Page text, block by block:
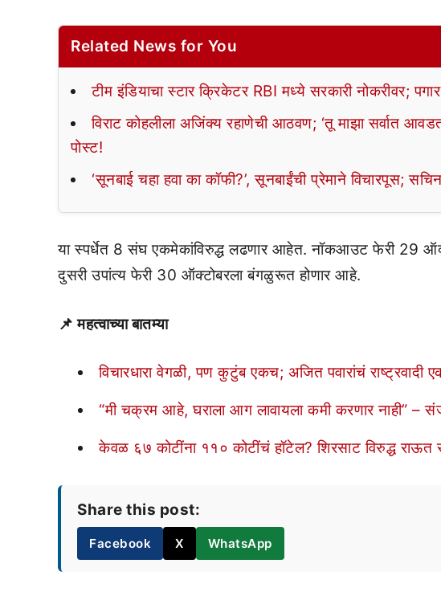
Related News for You
टीम इंडियाचा स्टार क्रिकेटर RBI मध्ये सरकारी नोकरीवर;
विराट कोहलीला अजिंक्य रहाणेची आठवण; ‘तू माझा सर्वात
पोस्ट!
‘सूनबाई चहा हवा का कॉफी?’, सूनबाईंची प्रेमाने विचारपूस;
या स्पर्धेत 8 संघ एकमेकांविरुद्ध लढणार आहेत. नॉकआउट फेरी 29
दुसरी उपांत्य फेरी 30 ऑक्टोबरला बंगळुरूत होणार आहे.
📌 महत्वाच्या बातम्या
विचारधारा वेगळी, पण कुटुंब एकच; अजित पवारांचं राष्ट्रवादी
“मी चक्रम आहे, घराला आग लावायला कमी करणार नाही” –
केवळ ६७ कोटींना ११० कोटींचं हॉटेल? शिरसाट विरुद्ध राऊत
Share this post:
Facebook X WhatsApp